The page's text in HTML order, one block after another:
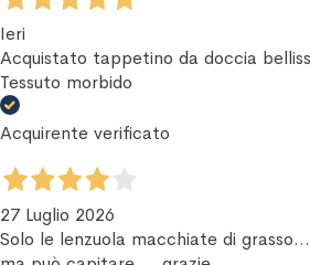
Ieri
Acquistato tappetino da doccia
Tessuto morbido
Acquirente verificato
27 Luglio 2026
Solo le lenzuola macchiate di